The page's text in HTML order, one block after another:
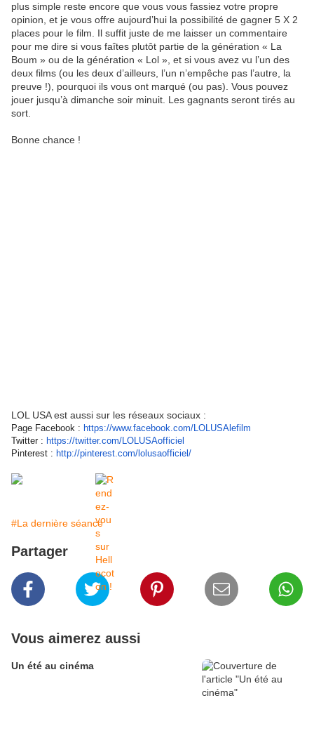
plus simple reste encore que vous vous fassiez votre propre
opinion, et je vous offre aujourd’hui la possibilité de gagner 5 X 2
places pour le film. Il suffit juste de me laisser un commentaire
pour me dire si vous faîtes plutôt partie de la génération « La
Boum » ou de la génération « Lol », et si vous avez vu l’un des
deux films (ou les deux d’ailleurs, l’un n’empêche pas l’autre, la
preuve !), pourquoi ils vous ont marqué (ou pas). Vous pouvez
jouer jusqu’à dimanche soir minuit. Les gagnants seront tirés au
sort.
Bonne chance !
LOL USA est aussi sur les réseaux sociaux :
Page Facebook : https://www.facebook.com/LOLUSAlefilm
Twitter : https://twitter.com/LOLUSAofficiel
Pinterest : http://pinterest.com/lolusaofficiel/
#La dernière séance
Partager
Vous aimerez aussi
Un été au cinéma